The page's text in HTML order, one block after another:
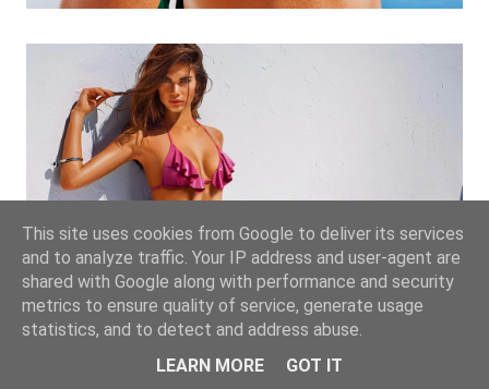
This site uses cookies from Google to deliver its services
and to analyze traffic. Your IP address and user-agent are
shared with Google along with performance and security
metrics to ensure quality of service, generate usage
statistics, and to detect and address abuse.
LEARN MORE
GOT IT